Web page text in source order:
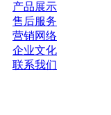
产品展示
售后服务
营销网络
企业文化
联系我们